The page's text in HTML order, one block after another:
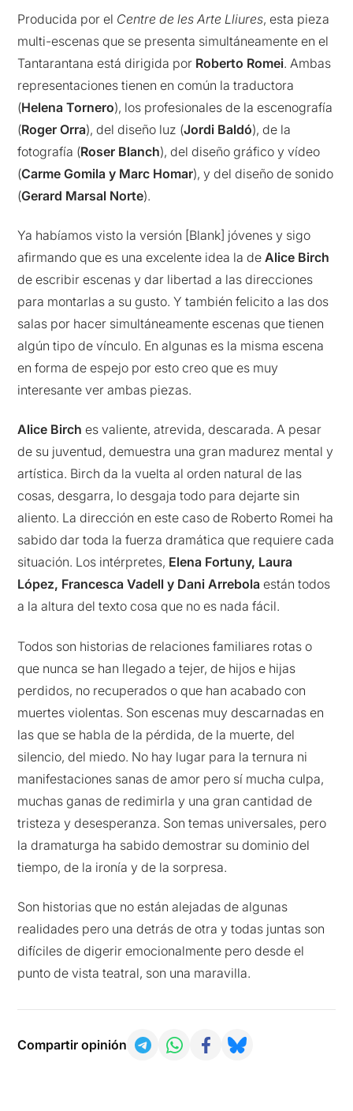
Producida por el Centre de les Arte Lliures, esta pieza
multi-escenas que se presenta simultáneamente en el
Tantarantana está dirigida por Roberto Romei. Ambas
representaciones tienen en común la traductora
(Helena Tornero), los profesionales de la escenografía
(Roger Orra), del diseño luz (Jordi Baldó), de la
fotografía (Roser Blanch), del diseño gráfico y vídeo
(Carme Gomila y Marc Homar), y del diseño de sonido
(Gerard Marsal Norte).
Ya habíamos visto la versión [Blank] jóvenes y sigo
afirmando que es una excelente idea la deAlice Birch
de escribir escenas y dar libertad a las direcciones
para montarlas a su gusto. Y también felicito a las dos
salas por hacer simultáneamente escenas que tienen
algún tipo de vínculo. En algunas es la misma escena
en forma de espejo por esto creo que es muy
interesante ver ambas piezas.
Alice Birch es valiente, atrevida, descarada. A pesar
de su juventud, demuestra una gran madurez mental y
artística. Birch da la vuelta al orden natural de las
cosas, desgarra, lo desgaja todo para dejarte sin
aliento. La dirección en este caso de Roberto Romei ha
sabido dar toda la fuerza dramática que requiere cada
situación. Los intérpretes, Elena Fortuny, Laura
López, Francesca Vadell y Dani Arrebola están todos
a la altura del texto cosa que no es nada fácil.
Todos son historias de relaciones familiares rotas o
que nunca se han llegado a tejer, de hijos e hijas
perdidos, no recuperados o que han acabado con
muertes violentas. Son escenas muy descarnadas en
las que se habla de la pérdida, de la muerte, del
silencio, del miedo. No hay lugar para la ternura ni
manifestaciones sanas de amor pero sí mucha culpa,
muchas ganas de redimirla y una gran cantidad de
tristeza y desesperanza. Son temas universales, pero
la dramaturga ha sabido demostrar su dominio del
tiempo, de la ironía y de la sorpresa.
Son historias que no están alejadas de algunas
realidades pero una detrás de otra y todas juntas son
difíciles de digerir emocionalmente pero desde el
punto de vista teatral, son una maravilla.
Compartir opinión